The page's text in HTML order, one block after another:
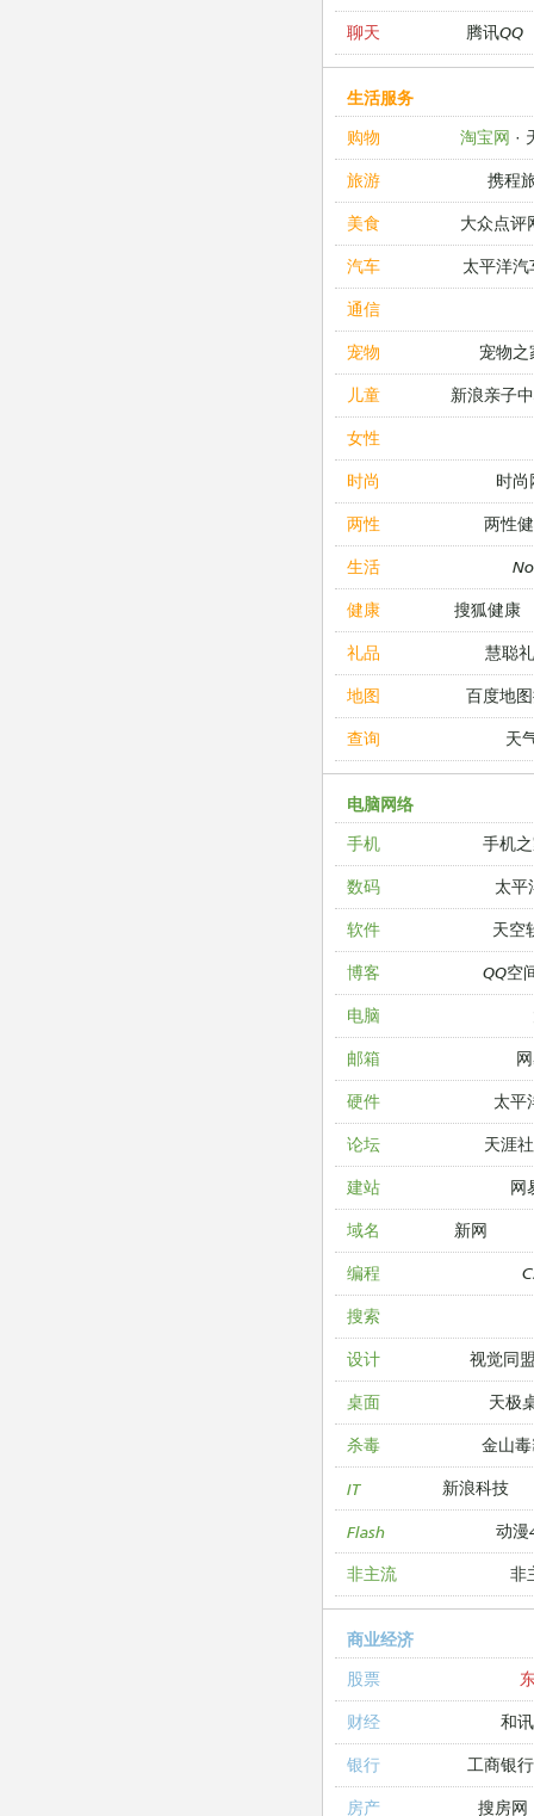
聊天 腾讯QQ
生活服务
购物
淘宝网 ·
旅游 携程
美食 大众点评
汽车 太平洋汽
通信
宠物 宠物之
儿童 新浪亲子
女性
时尚 时尚
两性 两性
生活
健康 搜狐健康
礼品 慧聪
地图 百度地
查询 天
电脑网络
手机
手机
数码 太平
软件 天空
博客 QQ空
电脑
邮箱
硬件 太平
论坛 天涯
建站 网
域名 新网
编程
搜索
设计 视觉同
桌面 天极
杀毒 金山
IT 新浪科技
Flash 动漫
非主流 非
商业经济
股票
财经 和
银行 工商银行
房产 搜房网